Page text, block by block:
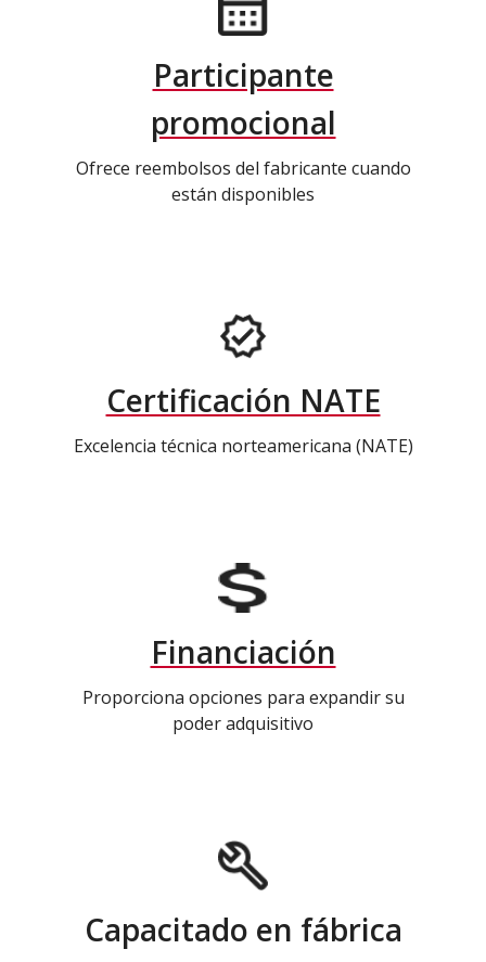
Participante
promocional
Ofrece reembolsos del fabricante cuando
están disponibles
Certificación NATE
Excelencia técnica norteamericana (NATE)
Financiación
Proporciona opciones para expandir su
poder adquisitivo
Capacitado en fábrica